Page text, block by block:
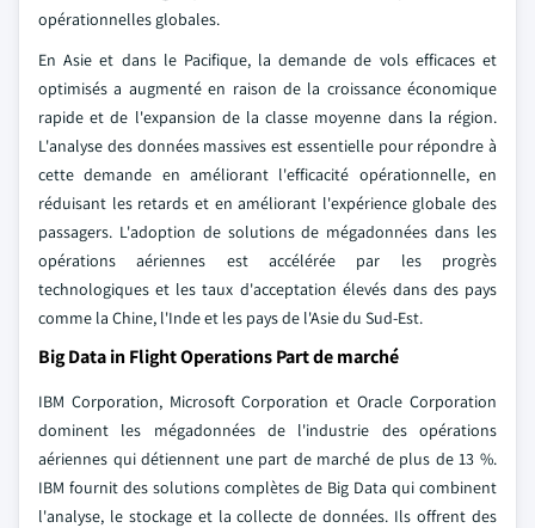
opérationnelles globales.
En Asie et dans le Pacifique, la demande de vols efficaces et
optimisés a augmenté en raison de la croissance économique
rapide et de l'expansion de la classe moyenne dans la région.
L'analyse des données massives est essentielle pour répondre à
cette demande en améliorant l'efficacité opérationnelle, en
réduisant les retards et en améliorant l'expérience globale des
passagers. L'adoption de solutions de mégadonnées dans les
opérations aériennes est accélérée par les progrès
technologiques et les taux d'acceptation élevés dans des pays
comme la Chine, l'Inde et les pays de l'Asie du Sud-Est.
Big Data in Flight Operations Part de marché
IBM Corporation, Microsoft Corporation et Oracle Corporation
dominent les mégadonnées de l'industrie des opérations
aériennes qui détiennent une part de marché de plus de 13 %.
IBM fournit des solutions complètes de Big Data qui combinent
l'analyse, le stockage et la collecte de données. Ils offrent des